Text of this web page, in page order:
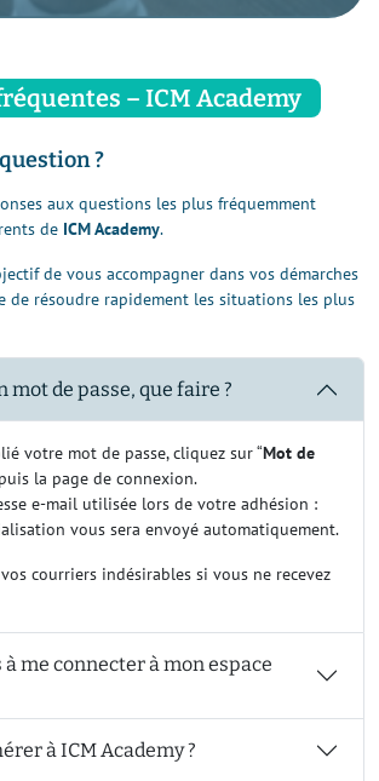
– ICM Academy
?
aux questions les plus fréquemment
de ICM Academy.
de vous accompagner dans vos démarches
de résoudre rapidement les situations les plus
mot de passe, que faire ?
votre mot de passe, cliquez sur “Mot de
la page de connexion.
e-mail utilisée lors de votre adhésion :
vous sera envoyé automatiquement.
courriers indésirables si vous ne recevez
à me connecter à mon espace
à ICM Academy ?